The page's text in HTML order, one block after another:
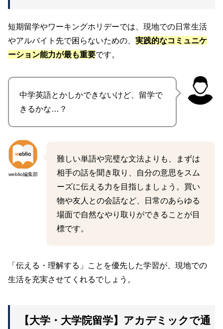
短期留学やワーキングホリデーでは、現地での日常生活
やアルバイト先で困らないための、実践的なコミュニケ
ーション能力が最も重要です。
中学英語とかしかできないけど、留学で
きるかな…？
weblio編集部
難しい単語や完璧な文法よりも、まずは
相手の話を聞き取り、自分の意思をスム
ーズに伝える力を目指しましょう。買い
物や友人との会話など、日常のあらゆる
場面で自然なやり取りができることが目
標です。
「伝える・理解する」ことを優先した学習が、現地での
生活を充実させてくれるでしょう。
【大学・大学院留学】アカデミックで通